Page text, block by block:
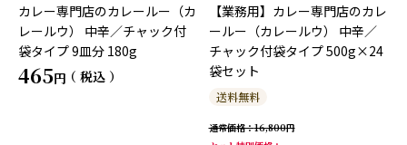
カレー専門店のカレールー（カ
レールウ） 中辛／チャック付
袋タイプ 9皿分 180g
465 税込
【業務用】カレー専門店のカレ
ールー（カレールウ） 中辛／
チャック付袋タイプ 500g×24
袋セット
送料無料
通常価格
16,800